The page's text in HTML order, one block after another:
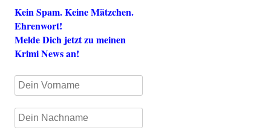
Kein Spam. Keine Mätzchen.
Ehrenwort!
Melde Dich jetzt zu meinen
Krimi News an!